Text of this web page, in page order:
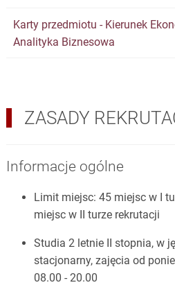
Karty przedmiotu - Kierunek
Analityka Biznesowa
ZASADY
Informacje ogólne
Limit miejsc: 45 miejsc w I
miejsc w II turze rekrutacji
Studia 2 letnie II stopnia, w
stacjonarny, zajęcia od
08.00 - 20.00